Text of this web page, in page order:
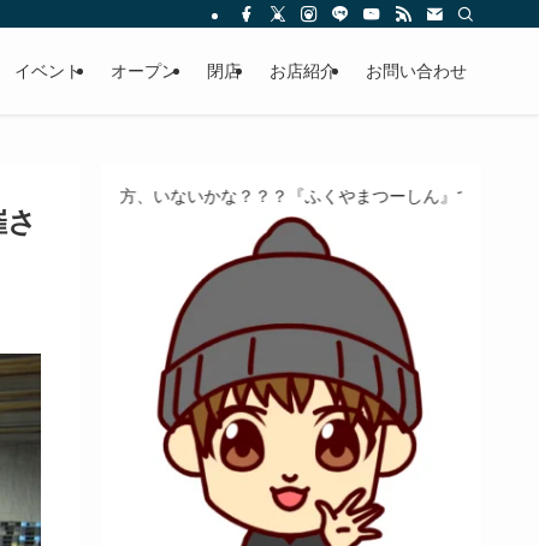
イベント オープン 閉店 お店紹介 お問い合わせ
方、いないかな？？？『ふくやまつーしん』でちょっとしたバイト